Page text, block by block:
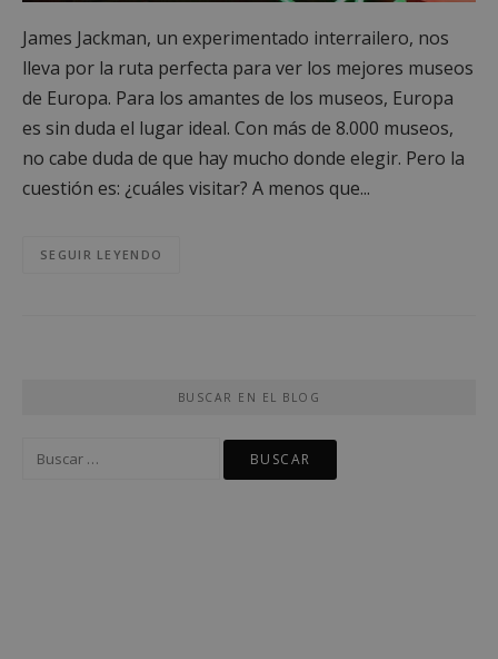
James Jackman, un experimentado interrailero, nos
lleva por la ruta perfecta para ver los mejores museos
de Europa. Para los amantes de los museos, Europa
es sin duda el lugar ideal. Con más de 8.000 museos,
no cabe duda de que hay mucho donde elegir. Pero la
cuestión es: ¿cuáles visitar? A menos que...
SEGUIR LEYENDO
BUSCAR EN EL BLOG